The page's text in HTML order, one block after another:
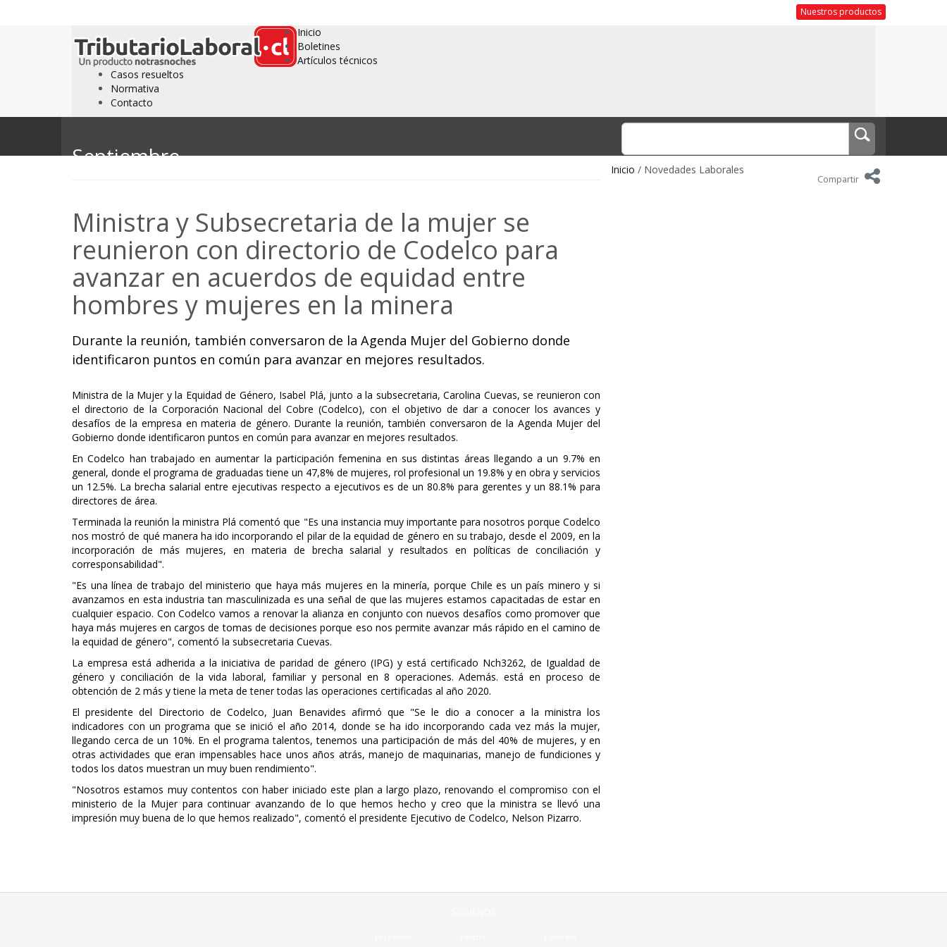
Nuestros productos
Inicio
Boletines
Artículos técnicos
Casos resueltos
Normativa
Contacto
Septiembre
Inicio / Novedades Laborales
Compartir
Ministra y Subsecretaria de la mujer se
reunieron con directorio de Codelco para
avanzar en acuerdos de equidad entre
hombres y mujeres en la minera
Durante la reunión, también conversaron de la Agenda Mujer del Gobierno donde
identificaron puntos en común para avanzar en mejores resultados.
Ministra de la Mujer y la Equidad de Género, Isabel Plá, junto a la subsecretaria, Carolina Cuevas, se reunieron con
el directorio de la Corporación Nacional del Cobre (Codelco), con el objetivo de dar a conocer los avances y
desafíos de la empresa en materia de género. Durante la reunión, también conversaron de la Agenda Mujer del
Gobierno donde identificaron puntos en común para avanzar en mejores resultados.
En Codelco han trabajado en aumentar la participación femenina en sus distintas áreas llegando a un 9.7% en
general, donde el programa de graduadas tiene un 47,8% de mujeres, rol profesional un 19.8% y en obra y servicios
un 12.5%. La brecha salarial entre ejecutivas respecto a ejecutivos es de un 80.8% para gerentes y un 88.1% para
directores de área.
Terminada la reunión la ministra Plá comentó que "Es una instancia muy importante para nosotros porque Codelco
nos mostró de qué manera ha ido incorporando el pilar de la equidad de género en su trabajo, desde el 2009, en la
incorporación de más mujeres, en materia de brecha salarial y resultados en políticas de conciliación y
corresponsabilidad".
"Es una línea de trabajo del ministerio que haya más mujeres en la minería, porque Chile es un país minero y si
avanzamos en esta industria tan masculinizada es una señal de que las mujeres estamos capacitadas de estar en
cualquier espacio. Con Codelco vamos a renovar la alianza en conjunto con nuevos desafíos como promover que
haya más mujeres en cargos de tomas de decisiones porque eso nos permite avanzar más rápido en el camino de
la equidad de género", comentó la subsecretaria Cuevas.
La empresa está adherida a la iniciativa de paridad de género (IPG) y está certificado Nch3262, de Igualdad de
género y conciliación de la vida laboral, familiar y personal en 8 operaciones. Además. está en proceso de
obtención de 2 más y tiene la meta de tener todas las operaciones certificadas al año 2020.
El presidente del Directorio de Codelco, Juan Benavides afirmó que "Se le dio a conocer a la ministra los
indicadores con un programa que se inició el año 2014, donde se ha ido incorporando cada vez más la mujer,
llegando cerca de un 10%. En el programa talentos, tenemos una participación de más del 40% de mujeres, y en
otras actividades que eran impensables hace unos años atrás, manejo de maquinarias, manejo de fundiciones y
todos los datos muestran un muy buen rendimiento".
"Nosotros estamos muy contentos con haber iniciado este plan a largo plazo, renovando el compromiso con el
ministerio de la Mujer para continuar avanzando de lo que hemos hecho y creo que la ministra se llevó una
impresión muy buena de lo que hemos realizado", comentó el presidente Ejecutivo de Codelco, Nelson Pizarro.